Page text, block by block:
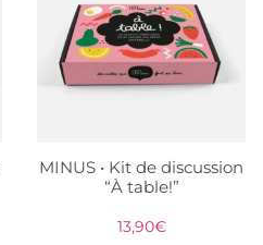
MINUS • Kit de discussion
“À table!”
13,90€